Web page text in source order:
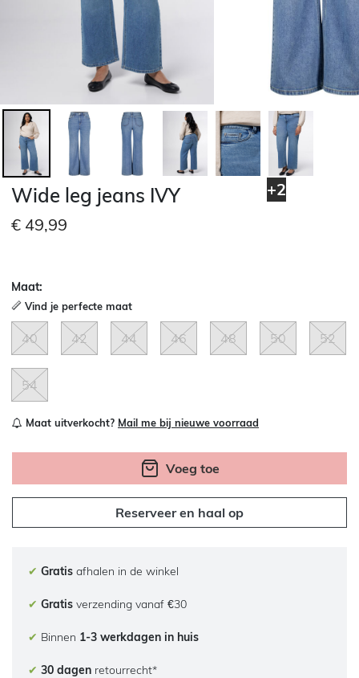
+2
Wide leg jeans IVY
€ 49,99
Maat:
Vind je perfecte maat
40 42 44 46 48 50 52
54
Maat uitverkocht? Mail me bij nieuwe voorraad
Voeg toe
Reserveer en haal op
✔ Gratis afhalen in de winkel
✔ Gratis verzending vanaf €30
✔ Binnen 1-3 werkdagen in huis
✔ 30 dagen retourrecht*